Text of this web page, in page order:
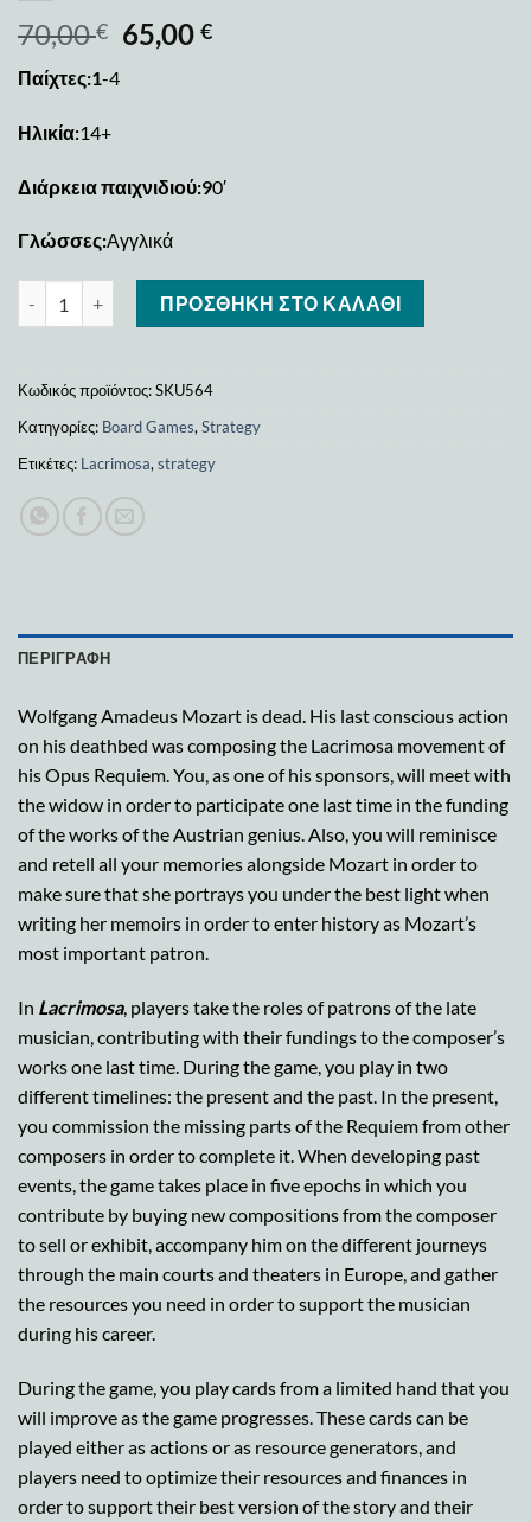
70,00€ 65,00€
Παίχτες:1-4
Ηλικία:14+
Διάρκεια παιχνιδιού:90′
Γλώσσες:Αγγλικά
Lacrimosa ποσότηταΠΡΟΣΘΉΚΗ ΣΤΟ ΚΑΛΆΘΙ
Κωδικός προϊόντος:SKU564
Κατηγορίες: Board Games, Strategy
Ετικέτες: Lacrimosa, strategy
ΠΕΡΙΓΡΑΦΉ
Wolfgang Amadeus Mozart is dead. His last conscious action
on his deathbed was composing the Lacrimosa movement of
his Opus Requiem. You, as one of his sponsors, will meet with
the widow in order to participate one last time in the funding
of the works of the Austrian genius. Also, you will reminisce
and retell all your memories alongside Mozart in order to
make sure that she portrays you under the best light when
writing her memoirs in order to enter history as Mozart’s
most important patron.
In Lacrimosa, players take the roles of patrons of the late
musician, contributing with their fundings to the composer’s
works one last time. During the game, you play in two
different timelines: the present and the past. In the present,
you commission the missing parts of the Requiem from other
composers in order to complete it. When developing past
events, the game takes place in five epochs in which you
contribute by buying new compositions from the composer
to sell or exhibit, accompany him on the different journeys
through the main courts and theaters in Europe, and gather
the resources you need in order to support the musician
during his career.
During the game, you play cards from a limited hand that you
will improve as the game progresses. These cards can be
played either as actions or as resource generators, and
players need to optimize their resources and finances in
order to support their best version of the story and their